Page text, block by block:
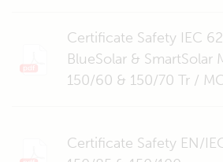
Certificate Safety IEC
BlueSolar & SmartSolar
150/60 & 150/70 Tr /
Certificate Safety EN/